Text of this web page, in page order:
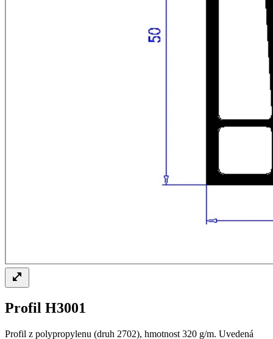
Profil H3001
Profil z polypropylenu (druh 2702), hmotnost 320 g/m. Uvedená